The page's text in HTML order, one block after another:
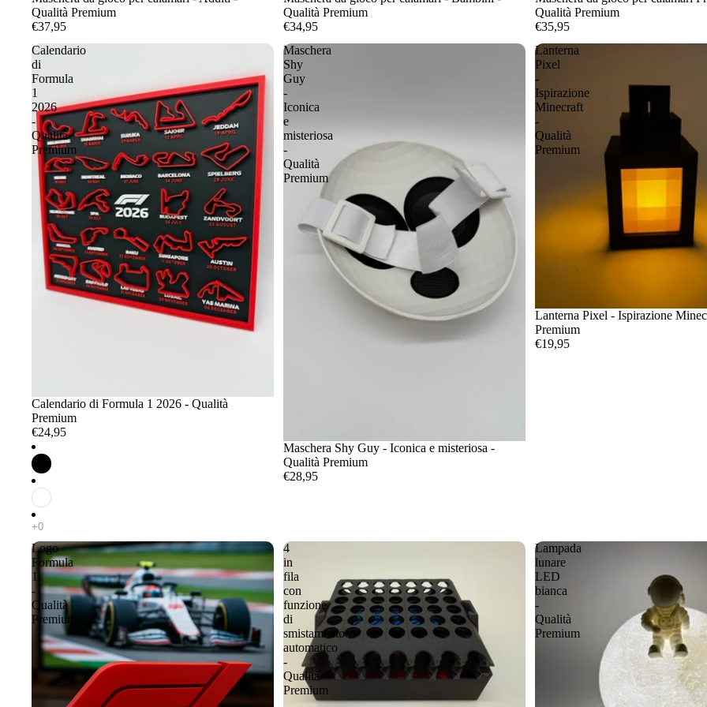
Qualità Premium
€37,95
Qualità Premium
€34,95
Qualità Premium
€35,95
Calendario
di
Formula
1
2026
-
Qualità
Premium
Calendario di Formula 1 2026 - Qualità
Premium
€24,95
Maschera
Shy
Guy
-
Iconica
e
misteriosa
-
Qualità
Premium
Maschera Shy Guy - Iconica e misteriosa -
Qualità Premium
€28,95
Lanterna
Pixel
-
Ispirazione
Minecraft
-
Qualità
Premium
Lanterna Pixel - Ispirazione
Premium
€19,95
Logo
Formula
1
-
Qualità
Premium
4
in
fila
con
funzione
di
smistamento
automatico
-
Qualità
Premium
Lampada
lunare
LED
bianca
-
Qualità
Premium